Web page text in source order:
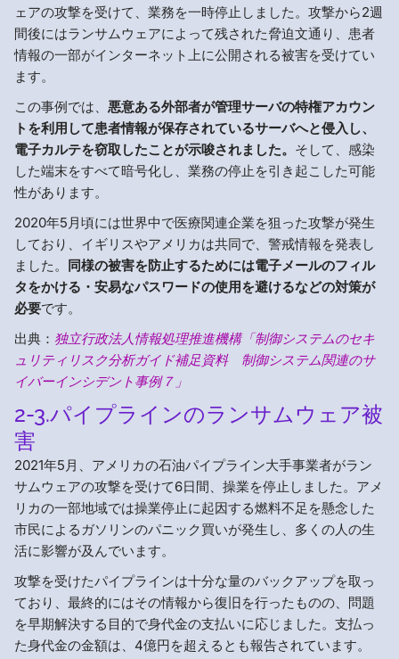
ェアの攻撃を受けて、業務を一時停止しました。攻撃から2週
間後にはランサムウェアによって残された脅迫文通り、患者
情報の一部がインターネット上に公開される被害を受けてい
ます。
この事例では、 悪意ある外部者が管理サーバの特権アカウン
トを利用して患者情報が保存されているサーバへと侵入し、
電子カルテを窃取したことが示唆されました。 そして、感染
した端末をすべて暗号化し、業務の停止を引き起こした可能
性があります。
2020年5月頃には世界中で医療関連企業を狙った攻撃が発生
しており、イギリスやアメリカは共同で、警戒情報を発表し
ました。 同様の被害を防止するためには電子メールのフィル
タをかける・安易なパスワードの使用を避けるなどの対策が
必要です。
出典： 独立行政法人情報処理推進機構「制御システムのセキ
ュリティリスク分析ガイド補足資料 制御システム関連のサ
イバーインシデント事例７」
2-3.パイプラインのランサムウェア被
害
2021年5月、アメリカの石油パイプライン大手事業者がラン
サムウェアの攻撃を受けて6日間、操業を停止しました。アメ
リカの一部地域では操業停止に起因する燃料不足を懸念した
市民によるガソリンのパニック買いが発生し、多くの人の生
活に影響が及んでいます。
攻撃を受けたパイプラインは十分な量のバックアップを取っ
ており、最終的にはその情報から復旧を行ったものの、問題
を早期解決する目的で身代金の支払いに応じました。支払っ
た身代金の金額は、4億円を超えるとも報告されています。